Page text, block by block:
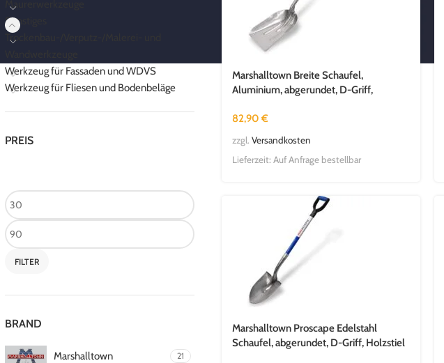
Maurerwerkzeuge
Sonstiges
Trockenbau-/Verputz-/Malerei- und
Werkzeug für Fassaden und WDVS
Werkzeug für Fliesen und Bodenbeläge
PREIS
FILTER
BRAND
Marshalltown 21
Marshalltown Breite Schaufel,
Aluminium, abgerundet, D-Griff,
82,90€
zzgl. Versandkosten
Lieferzeit: Auf Anfrage bestellbar
Marshalltown Proscape Edelstahl
Schaufel, abgerundet, D-Griff, Holzstiel